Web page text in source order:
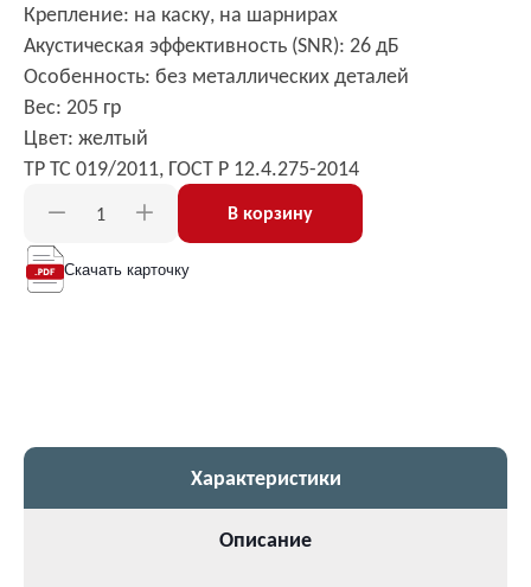
Крепление: на каску, на шарнирах
Акустическая эффективность (SNR): 26 дБ
Особенность: без металлических деталей
Вес: 205 гр
Цвет: желтый
ТР ТС 019/2011, ГОСТ Р 12.4.275-2014
В корзину
Скачать карточку
Характеристики
Описание